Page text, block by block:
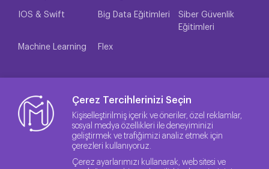
IOS & Swift Big Data Eğitimleri
Siber Güvenlik
Eğitimleri
Machine Learning Flex
Çerez Tercihlerinizi Seçin
Kişiselleştirilmiş içerik ve öneriler, özel reklamlar,
sosyal medya özellikleri ile deneyiminizi
geliştirmek ve trafiğimizi analiz etmek için
çerezleri kullanıyoruz.
Çerez ayarlarımızı kullanarak, web sitesi ve